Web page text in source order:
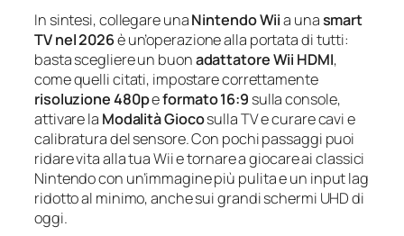
In sintesi, collegare unaNintendo Wiia unasmart
TV nel 2026è un’operazione alla portata di tutti:
basta scegliere un buonadattatore Wii HDMI,
come quelli citati, impostare correttamente
risoluzione 480peformato 16:9 sulla console,
attivare la Modalità Giocosulla TV e curare cavi e
calibratura del sensore. Con pochi passaggi puoi
ridare vita alla tua Wii e tornare a giocare ai classici
Nintendo con un’immagine più pulita e un input lag
ridotto al minimo, anche sui grandi schermi UHD di
oggi.